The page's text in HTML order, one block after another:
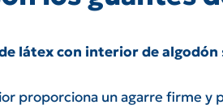
látex con interior de algodón
proporciona un agarre firme y